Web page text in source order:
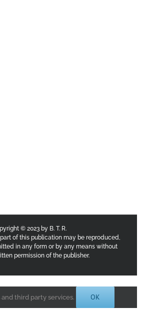
© 2023 by B. T. R.
of this publication may be reproduced,
in any form or by any means without
permission of the publisher.
third party services. OK